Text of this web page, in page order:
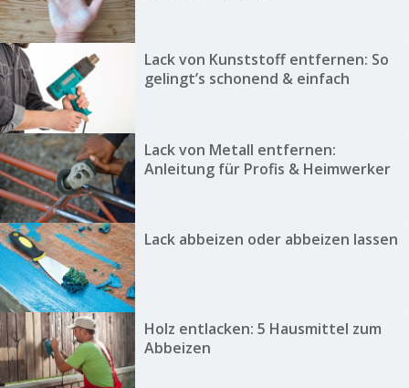
Lack von Kunststoff entfernen: So
gelingt’s schonend & einfach
Lack von Metall entfernen:
Anleitung für Profis & Heimwerker
Lack abbeizen oder abbeizen lassen
Holz entlacken: 5 Hausmittel zum
Abbeizen